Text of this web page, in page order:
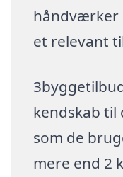
håndværker
et relevant
kendskab til
som de
mere end 2